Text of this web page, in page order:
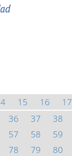
15 16 17
36 37 38
57 58 59
78 79 80